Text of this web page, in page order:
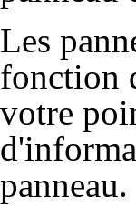
Les
fonction
votre
panneau.